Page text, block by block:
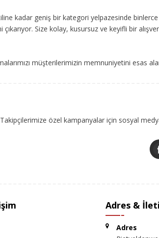
kadar geniş bir kategori yelpazesinde
Size kolay, kusursuz ve keyifli bir
müşterilerimizin memnuniyetini esas
Takipçilerimize özel kampanyalar için sosyal
Adres &
Adres